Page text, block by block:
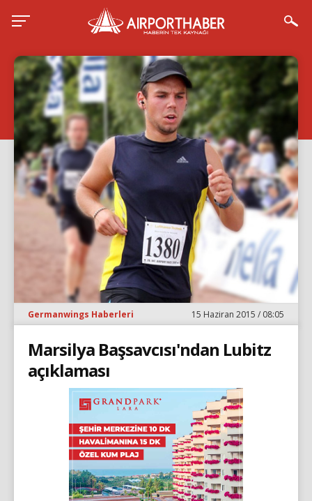
Germanwings Haberleri 15 Haziran 2015 / 08:05
Marsilya Başsavcısı'ndan Lubitz
açıklaması